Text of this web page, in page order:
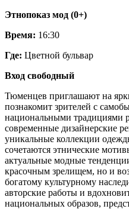
Этнопоказ мод (0+)
Время: 16:30
Где: Цветной бульвар
Вход свободный
Тюменцев приглашают на
познакомит зрителей с
национальными традициями
современные дизайнерские
уникальные коллекции
сочетаются этнические
актуальные модные
красочным зрелищем, но и
богатому культурному
авторские работы и
национальных образов,